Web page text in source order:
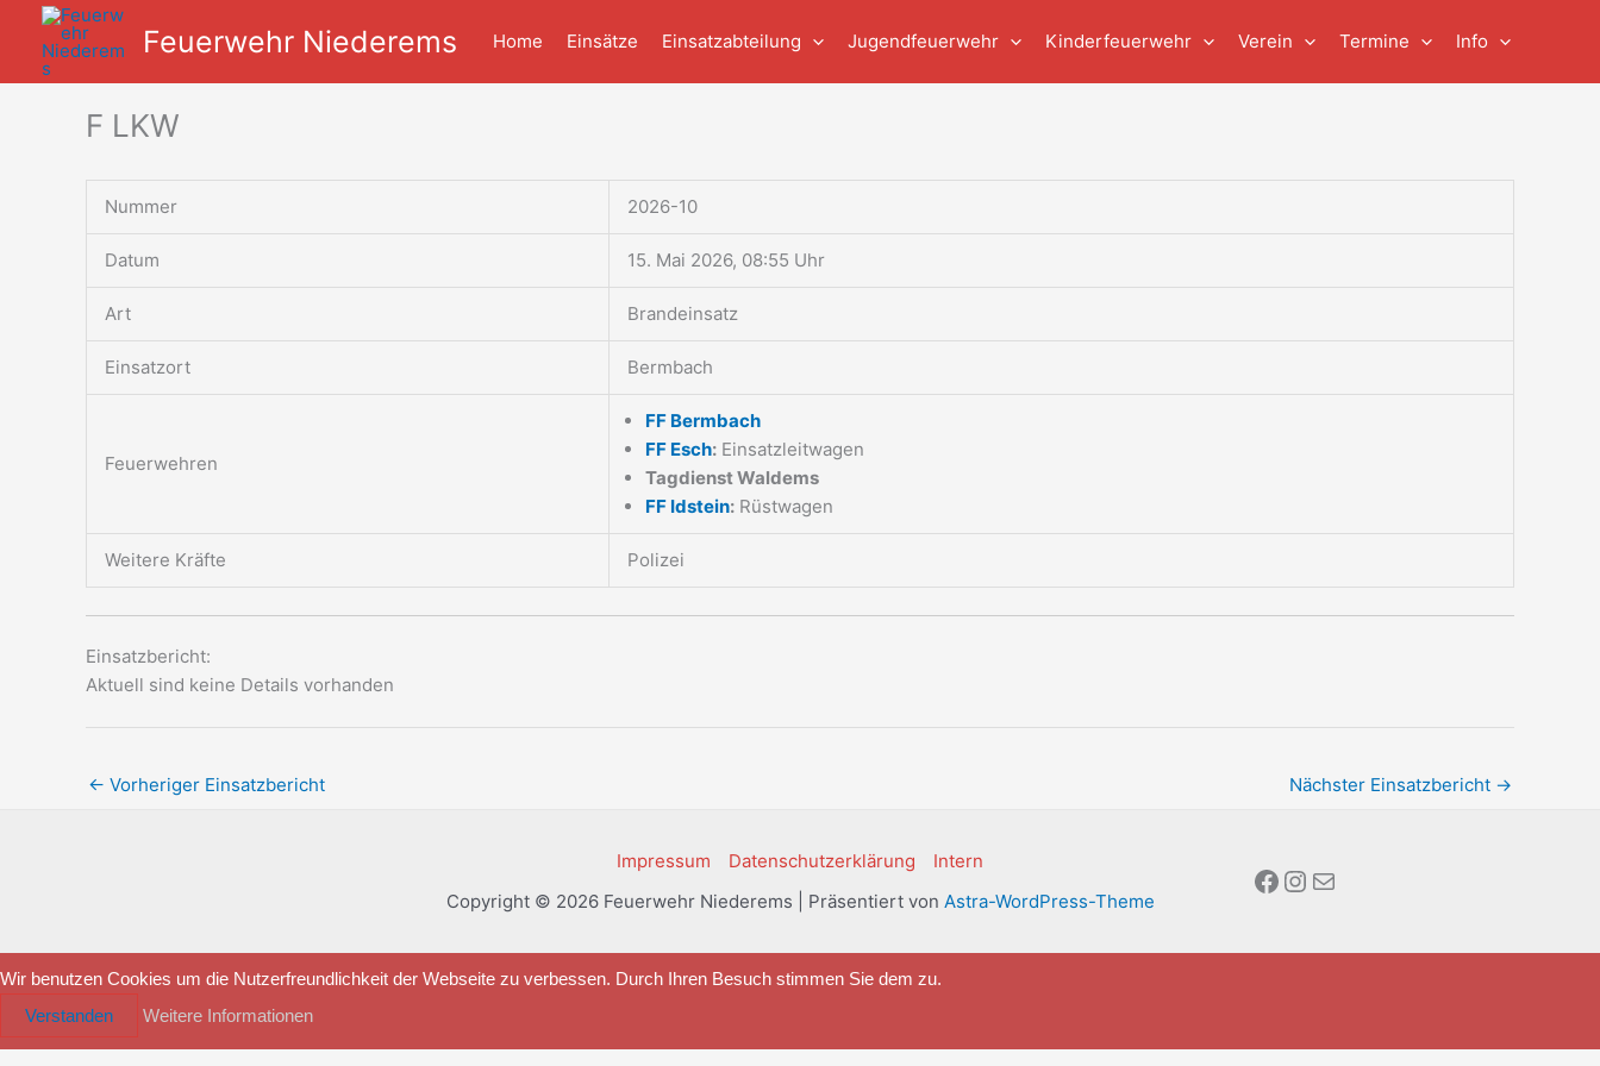
Inhalt
springen
Feuerwehr Niederems Home Einsätze Einsatzabteilung Jugendfeuerwehr Kinderfeuerwehr Verein Termine Info
F LKW
Nummer 2026-10
Datum 15. Mai 2026, 08:55 Uhr
Art Brandeinsatz
Einsatzort Bermbach
Feuerwehren
FF Bermbach
FF Esch: Einsatzleitwagen
Tagdienst Waldems
FF Idstein: Rüstwagen
Weitere Kräfte Polizei
Einsatzbericht:
Aktuell sind keine Details vorhanden
← Vorheriger Einsatzbericht Nächster Einsatzbericht →
Impressum Datenschutzerklärung
Intern
Copyright © 2026 Feuerwehr Niederems | Präsentiert von Astra-WordPress-Theme
Facebook
Instagram
E-Mail
Wir benutzen Cookies um die Nutzerfreundlichkeit der Webseite zu verbessen. Durch Ihren Besuch stimmen Sie dem zu.
Verstanden
Weitere Informationen